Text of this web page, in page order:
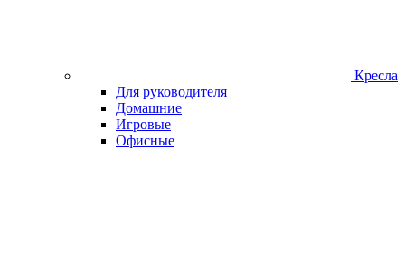
Кресла
Для руководителя
Домашние
Игровые
Офисные